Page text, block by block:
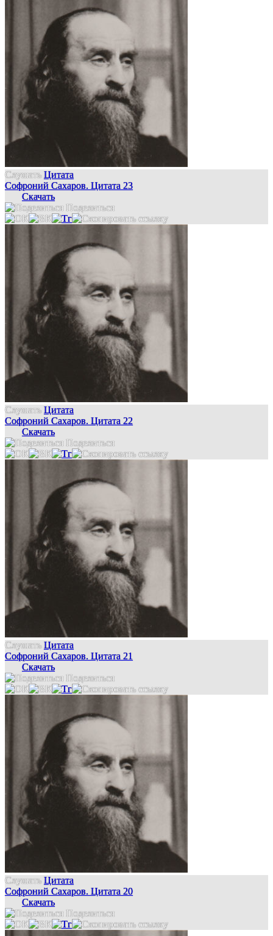
Слушать Цитата
Софроний Сахаров. Цитата 23
Скачать
Поделиться
Слушать Цитата
Софроний Сахаров. Цитата 22
Скачать
Поделиться
Слушать Цитата
Софроний Сахаров. Цитата 21
Скачать
Поделиться
Слушать Цитата
Софроний Сахаров. Цитата 20
Скачать
Поделиться